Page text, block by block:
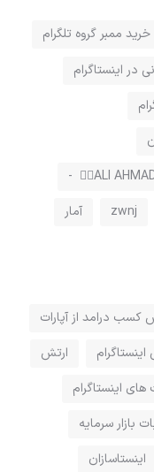
ALI AHMADI
zwnj
آمار
کسب درامد از آپارات
ارتش
اینستاگرام
بازار سرمایه
اینستاسازان